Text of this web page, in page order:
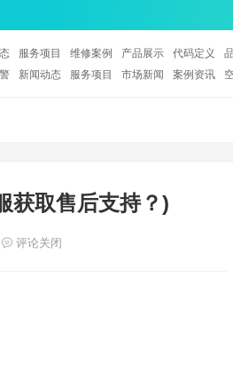
服务项目 维修案例 产品展示 代码定义
新闻动态 服务项目 市场新闻 案例资讯
获取售后支持？)
评论关闭